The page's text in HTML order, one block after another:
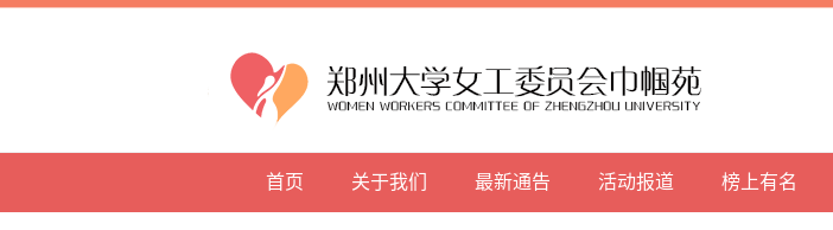
首页 关于我们 最新通告 活动报道 榜上有名